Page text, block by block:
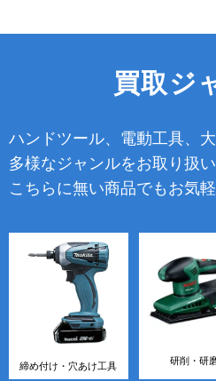
買取ジ
ハンドツール、電動工具、
多様なジャンルをお取り扱い
こちらに無い商品でもお気
締め付け・穴あけ工具 研削・研